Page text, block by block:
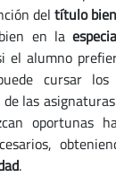
del título
en la
el alumno
cursar los
las
oportunas
.